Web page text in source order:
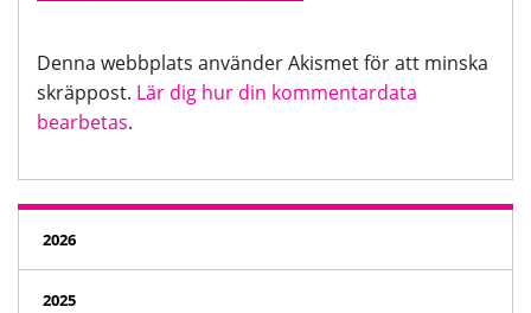
Denna webbplats använder Akismet för att minska
skräppost. Lär dig hur din kommentardata
bearbetas.
2026
2025